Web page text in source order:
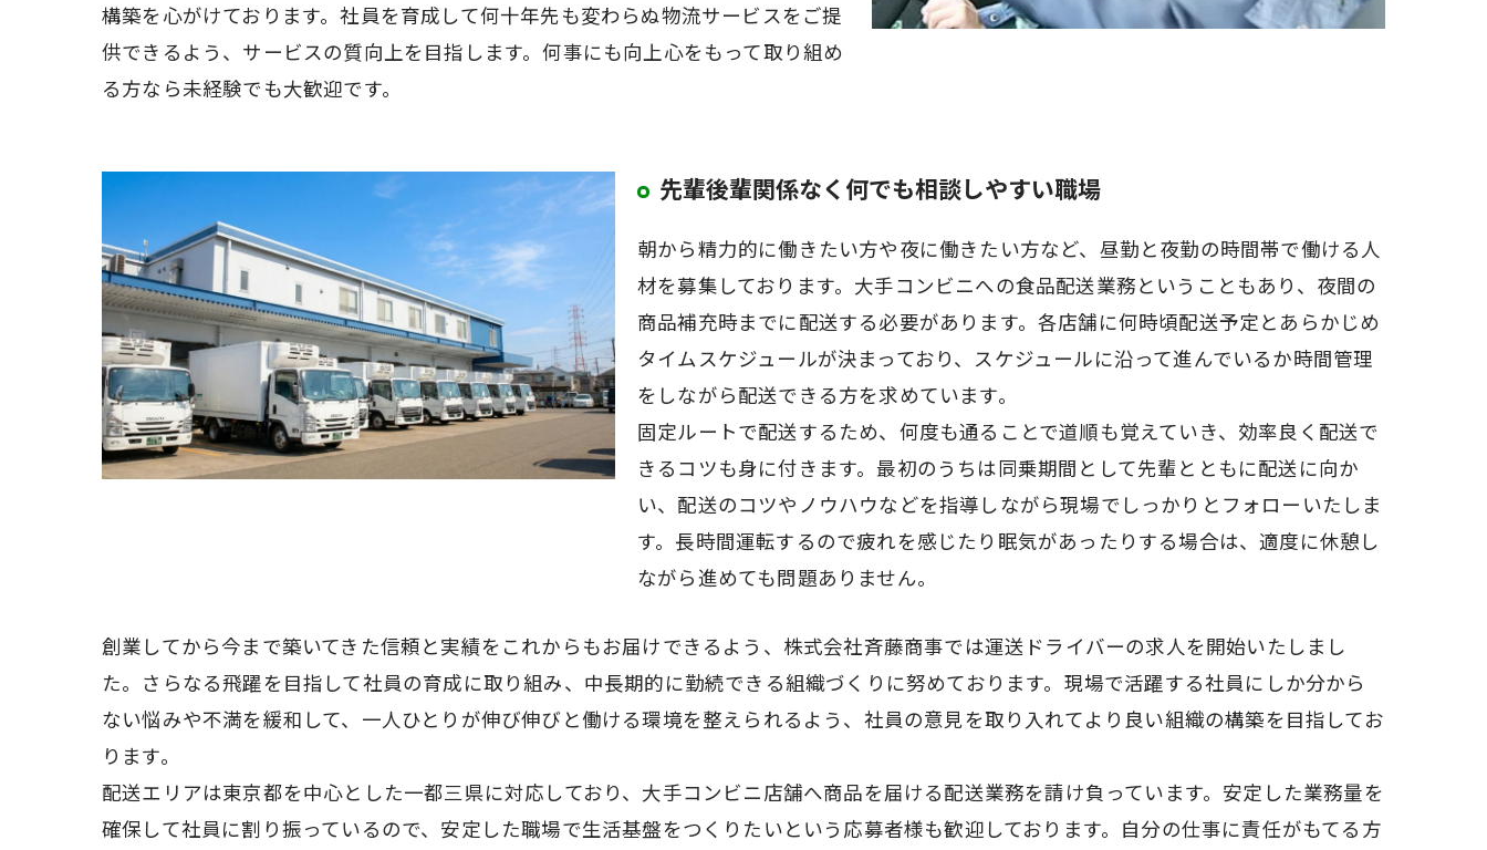
構築を心がけております。社員を育成して何十年先も変わらぬ物流サービスをご提
供できるよう、サービスの質向上を目指します。何事にも向上心をもって取り組め
る方なら未経験でも大歓迎です。
先輩後輩関係なく何でも相談しやすい職場
朝から精力的に働きたい方や夜に働きたい方など、昼勤と夜勤の時間帯で働ける人
材を募集しております。大手コンビニへの食品配送業務ということもあり、夜間の
商品補充時までに配送する必要があります。各店舗に何時頃配送予定とあらかじめ
タイムスケジュールが決まっており、スケジュールに沿って進んでいるか時間管理
をしながら配送できる方を求めています。
固定ルートで配送するため、何度も通ることで道順も覚えていき、効率良く配送で
きるコツも身に付きます。最初のうちは同乗期間として先輩とともに配送に向か
い、配送のコツやノウハウなどを指導しながら現場でしっかりとフォローいたしま
す。長時間運転するので疲れを感じたり眠気があったりする場合は、適度に休憩し
ながら進めても問題ありません。
創業してから今まで築いてきた信頼と実績をこれからもお届けできるよう、株式会社斉藤商事では運送ドライバーの求人を開始いたしまし
た。さらなる飛躍を目指して社員の育成に取り組み、中長期的に勤続できる組織づくりに努めております。現場で活躍する社員にしか分から
ない悩みや不満を緩和して、一人ひとりが伸び伸びと働ける環境を整えられるよう、社員の意見を取り入れてより良い組織の構築を目指してお
ります。
配送エリアは東京都を中心とした一都三県に対応しており、大手コンビニ店舗へ商品を届ける配送業務を請け負っています。安定した業務量を
確保して社員に割り振っているので、安定した職場で生活基盤をつくりたいという応募者様も歓迎しております。自分の仕事に責任がもてる方